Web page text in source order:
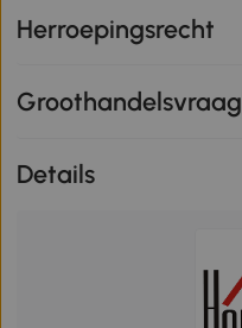
Herroepingsrecht
Groothandelsvraag
Details